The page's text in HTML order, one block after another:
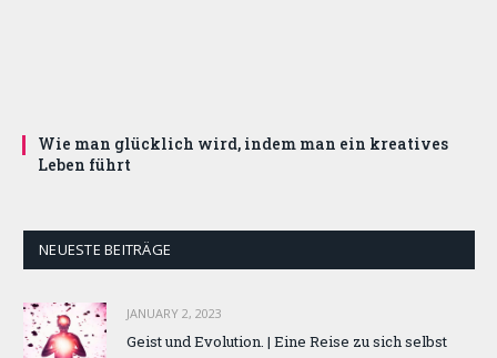
Wie man glücklich wird, indem man ein kreatives
Leben führt
NEUESTE BEITRÄGE
JANUARY 2, 2023
Geist und Evolution. | Eine Reise zu sich selbst